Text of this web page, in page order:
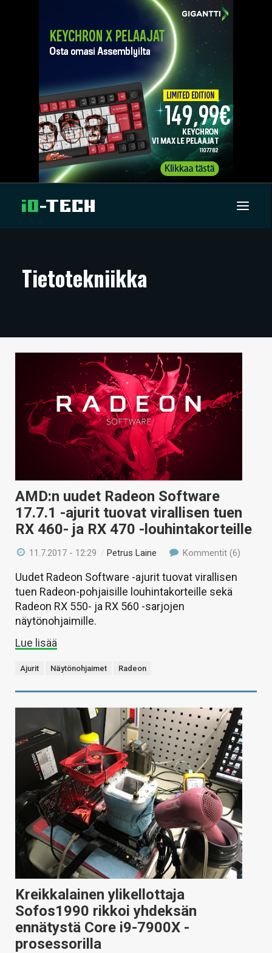
ARTIKKELIT
TECHBBS
KAUPPA
VAIHDA TEEMA
HAKU
Tietotekniikka
AMD:n uudet Radeon Software
17.7.1 -ajurit tuovat virallisen tuen
RX 460- ja RX 470 -louhintakorteille
11.7.2017 - 12:29 /Petrus Laine Kommentit (6)
Uudet Radeon Software -ajurit tuovat virallisen
tuen Radeon-pohjaisille louhintakorteille sekä
Radeon RX 550- ja RX 560 -sarjojen
näytönohjaimille.
Lue lisää
Ajurit Näytönohjaimet Radeon
Kreikkalainen ylikellottaja
Sofos1990 rikkoi yhdeksän
ennätystä Core i9-7900X -
prosessorilla